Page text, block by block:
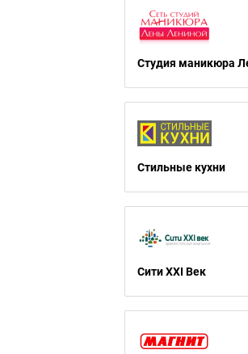
Студия маникюра
Стильные кухни
Сити XXI Век